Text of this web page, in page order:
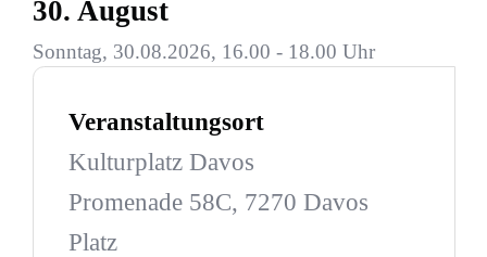
30. August
Sonntag, 30.08.2026, 16.00 - 18.00 Uhr
Veranstaltungsort
Kulturplatz Davos
Promenade 58C, 7270 Davos
Platz